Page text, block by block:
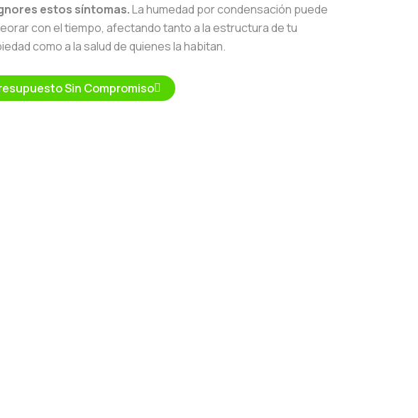
estos síntomas.La humedad por condensación puede
con el tiempo, afectando tanto a la estructura de tu
como a la salud de quienes la habitan.
Sin Compromiso